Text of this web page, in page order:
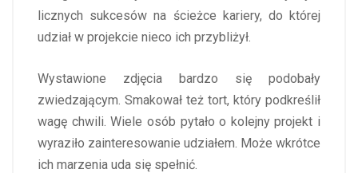
licznych sukcesów na ścieżce kariery, do której
udział w projekcie nieco ich przybliżył.
Wystawione zdjęcia bardzo się podobały
zwiedzającym. Smakował też tort, który podkreślił
wagę chwili. Wiele osób pytało o kolejny projekt i
wyraziło zainteresowanie udziałem. Może wkrótce
ich marzenia uda się spełnić.